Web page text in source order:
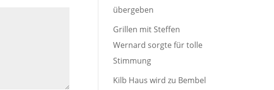
übergeben
Grillen mit Steffen
Wernard sorgte für tolle
Stimmung
Kilb Haus wird zu Bembel